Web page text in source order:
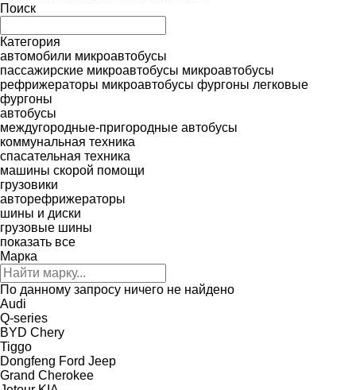
Поиск
Категория
автомобили микроавтобусы
пассажирские микроавтобусы микроавтобусы
рефрижераторы микроавтобусы фургоны легковые
фургоны
автобусы
междугородные-пригородные автобусы
коммунальная техника
спасательная техника
машины скорой помощи
грузовики
авторефрижераторы
шины и диски
грузовые шины
показать все
Марка
По данному запросу ничего не найдено
Audi
Q-series
BYD Chery
Tiggo
Dongfeng Ford Jeep
Grand Cherokee